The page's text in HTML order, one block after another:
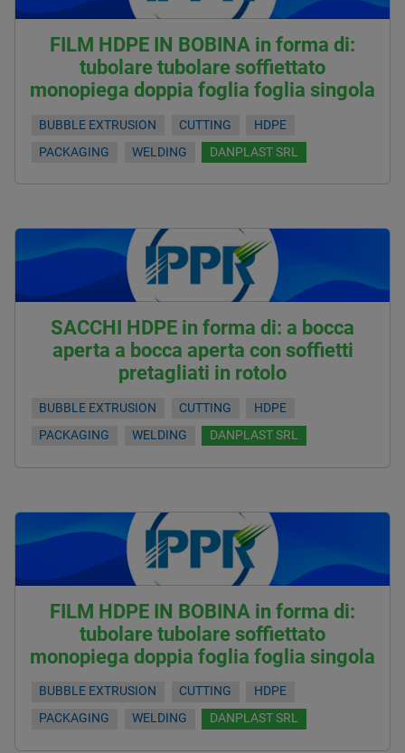
FILM HDPE IN BOBINA in forma di:
tubolare tubolare soffiettato
monopiega doppia foglia foglia singola
BUBBLE EXTRUSION CUTTING
HDPE
PACKAGING
WELDING DANPLAST SRL
SACCHI HDPE in forma di: a bocca
aperta a bocca aperta con soffietti
pretagliati in rotolo
BUBBLE EXTRUSION CUTTING
HDPE
PACKAGING
WELDING DANPLAST SRL
FILM HDPE IN BOBINA in forma di:
tubolare tubolare soffiettato
monopiega doppia foglia foglia singola
BUBBLE EXTRUSION CUTTING
HDPE
PACKAGING
WELDING DANPLAST SRL